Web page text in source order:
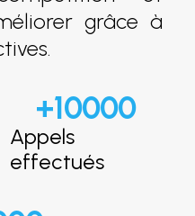
grâce à
+10000
Appels
effectués